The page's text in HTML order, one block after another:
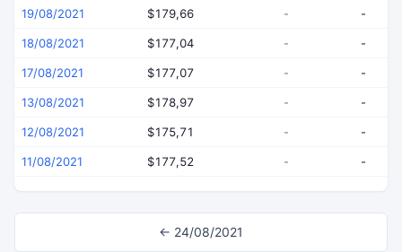
19/08/2021 $179,66 - -
18/08/2021 $177,04 - -
17/08/2021 $177,07 - -
13/08/2021 $178,97 - -
12/08/2021 $175,71 - -
11/08/2021 $177,52 - -
← 24/08/2021